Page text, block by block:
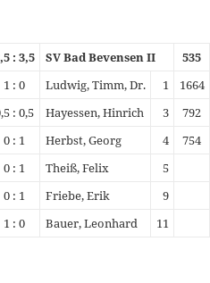
: 3,5 SV Bad Bevensen II
535
1 : 0 Ludwig, Timm, Dr. 1
1664
: 0,5 Hayessen, Hinrich 3
792
0 : 1 Herbst, Georg 4
754
0 : 1 Theiß, Felix
5
0 : 1 Friebe, Erik
9
1 : 0 Bauer, Leonhard 11